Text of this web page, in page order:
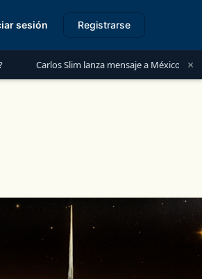
lanza mensaje a México: “Es momento de
×
sesión Registrarse